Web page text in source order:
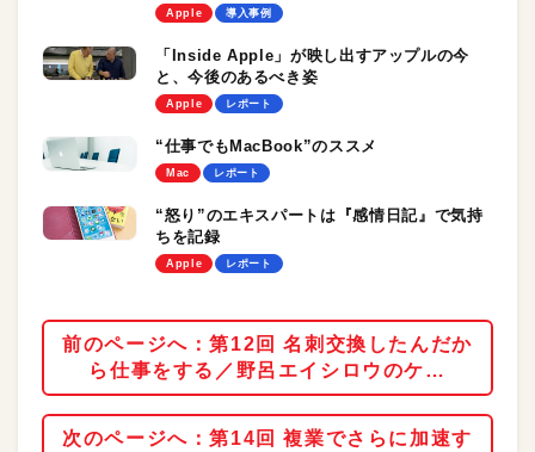
Apple 導入事例
「Inside Apple」が映し出すアップルの今
と、今後のあるべき姿
Apple レポート
“仕事でもMacBook”のススメ
Mac レポート
“怒り”のエキスパートは『感情日記』で気持
ちを記録
Apple レポート
前のページへ：第12回 名刺交換したんだか
ら仕事をする／野呂エイシロウのケ…
次のページへ：第14回 複業でさらに加速す